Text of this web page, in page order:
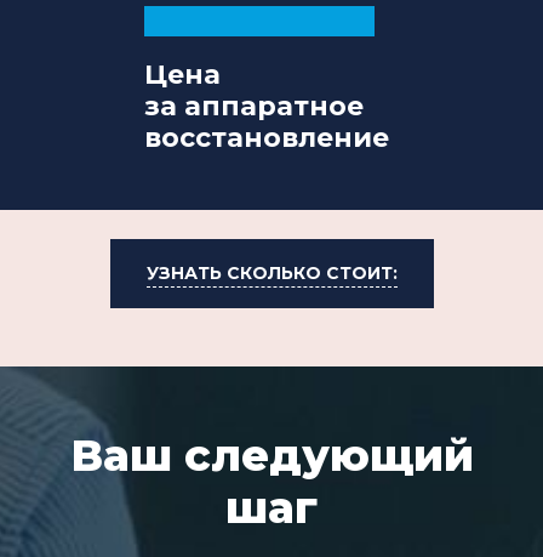
Цена
за аппаратное
восстановление
УЗНАТЬ СКОЛЬКО СТОИТ:
Ваш следующий
шаг